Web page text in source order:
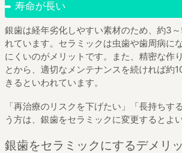
寿命が長い
銀歯は経年劣化しやすい素材のため、約3
れています。セラミックは虫歯や歯周病に
にくいのがメリットです。また、精密な作
とから、適切なメンテナンスを続ければ約
きるといわれています。
「再治療のリスクを下げたい」「長持ちす
う方は、銀歯をセラミックに変更するとよ
銀歯をセラミックにするデメリ